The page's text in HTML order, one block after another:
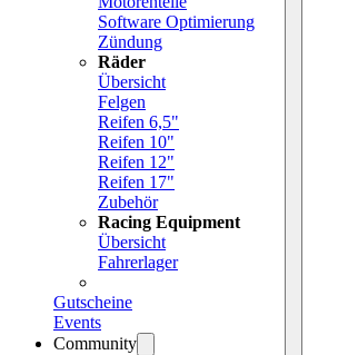
Software Optimierung
Zündung
Räder
Übersicht
Felgen
Reifen 6,5"
Reifen 10"
Reifen 12"
Reifen 17"
Zubehör
Racing Equipment
Übersicht
Fahrerlager
Gutscheine
Events
Community